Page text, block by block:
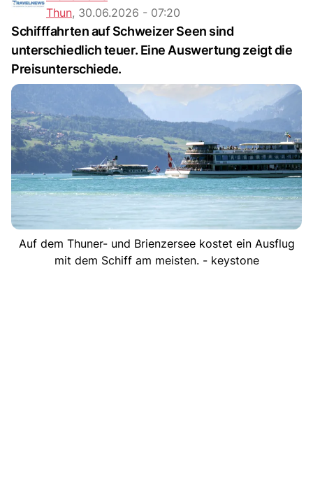
Thun, 30.06.2026 - 07:20
Schifffahrten auf Schweizer Seen sind
unterschiedlich teuer. Eine Auswertung zeigt die
Preisunterschiede.
Auf dem Thuner- und Brienzersee kostet ein Ausflug
mit dem Schiff am meisten. - keystone